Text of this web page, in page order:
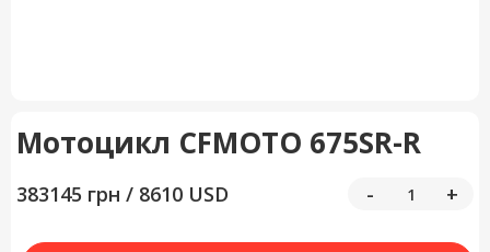
Мотоцикл CFMOTO 675SR-R
383145 грн / 8610 USD - +